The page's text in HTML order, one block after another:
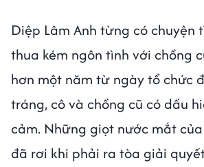
Diệp Lâm Anh từng có chuyện
thua kém ngôn tình với chồng
hơn một năm từ ngày tổ chức
tráng, cô và chồng cũ có dấu
cảm. Những giọt nước mắt
đã rơi khi phải ra tòa giải